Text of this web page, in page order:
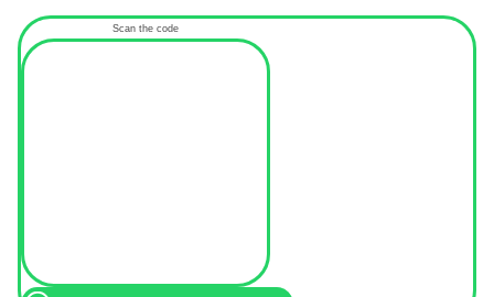
Scan the code